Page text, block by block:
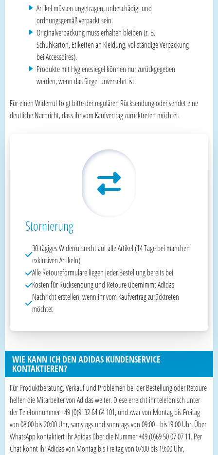
Artikel müssen ungetragen, unbeschädigt und
ordnungsgemäß verpackt sein.
Originalverpackung muss erhalten bleiben (z. B.
Schuhkarton, Etiketten an Kleidung, vollständige Verpackung
bei Accessoires).
Produkte mit Hygienesiegel können nur zurückgegeben
werden, wenn das Siegel unversehrt ist.
Für einen Widerruf folgt bitte der regulären Rücksendung oder sendet eine
deutliche Nachricht, dass ihr vom Kaufvertrag zurücktreten möchtet.
Stornierung
30-tägiges Widerrufsrecht auf alle Artikel (14 Tage bei manchen
exklusiven Artikeln)
Alle Retoureformulare liegen jeder Bestellung bereits bei
Kosten für Rücksendung und Retoure übernimmt Adidas
Nachricht erstellen, wenn ihr vom Kaufvertrag zurücktreten
möchtet
WIE KANN ICH DEN ADIDAS KUNDENSERVICE
KONTAKTIEREN?
Für Produktberatung, Verkauf und Problemen bei der Bestellung oder Retoure
helfen die Mitarbeiter von Adidas weiter. Diese erreicht ihr telefonisch unter
der Telefonnummer +49 (0)9132 64 64 101, und zwar von Montag bis Freitag
von 08:00 bis 20:00 Uhr, samstags und sonntags von 09:00 –bis19:00 Uhr. Über
WhatsApp kontaktiert ihr Adidas über die Nummer +49 (0)69 50 07 07 11. Per
Chat könnt ihr Adidas von Montag bis Freitag von 07:00 bis 19:00 Uhr,